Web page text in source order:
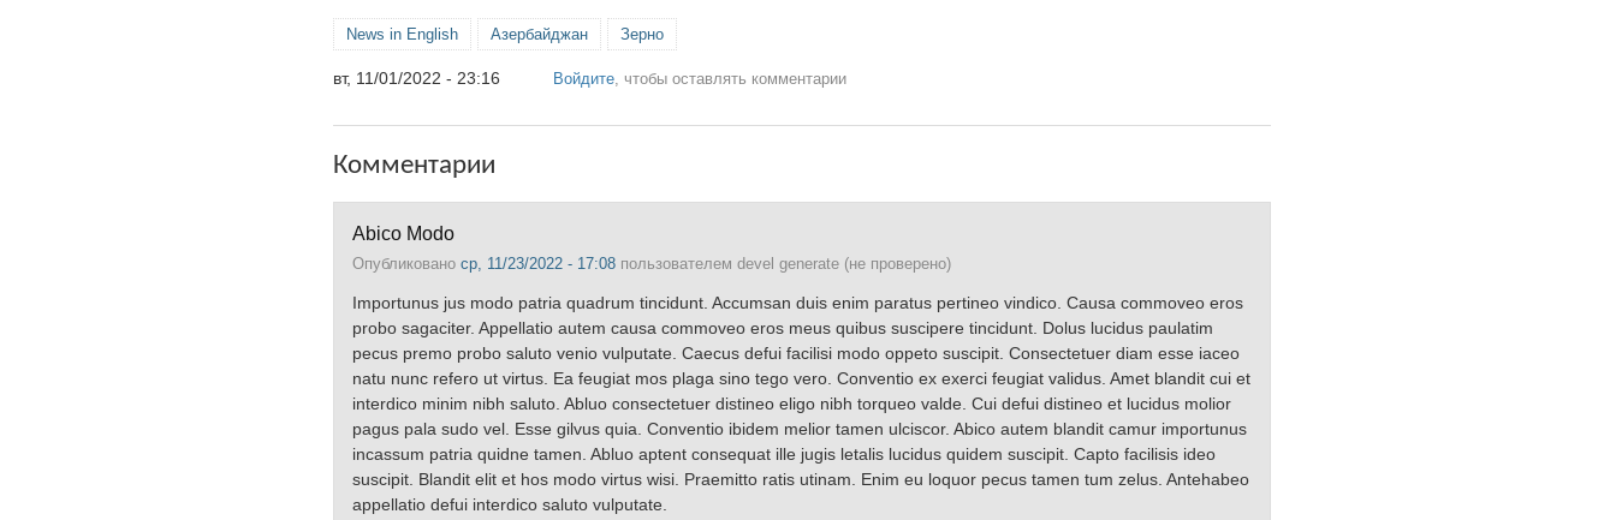
News in English Азербайджан Зерно
вт, 11/01/2022 - 23:16 Войдите , чтобы оставлять комментарии
Комментарии
Abico Modo
Опубликовано ср, 11/23/2022 - 17:08 пользователем devel generate (не проверено)
Importunus jus modo patria quadrum tincidunt. Accumsan duis enim paratus pertineo vindico. Causa commoveo eros
probo sagaciter. Appellatio autem causa commoveo eros meus quibus suscipere tincidunt. Dolus lucidus paulatim
pecus premo probo saluto venio vulputate. Caecus defui facilisi modo oppeto suscipit. Consectetuer diam esse iaceo
natu nunc refero ut virtus. Ea feugiat mos plaga sino tego vero. Conventio ex exerci feugiat validus. Amet blandit cui et
interdico minim nibh saluto. Abluo consectetuer distineo eligo nibh torqueo valde. Cui defui distineo et lucidus molior
pagus pala sudo vel. Esse gilvus quia. Conventio ibidem melior tamen ulciscor. Abico autem blandit camur importunus
incassum patria quidne tamen. Abluo aptent consequat ille jugis letalis lucidus quidem suscipit. Capto facilisis ideo
suscipit. Blandit elit et hos modo virtus wisi. Praemitto ratis utinam. Enim eu loquor pecus tamen tum zelus. Antehabeo
appellatio defui interdico saluto vulputate.